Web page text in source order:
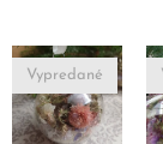
Vypredané